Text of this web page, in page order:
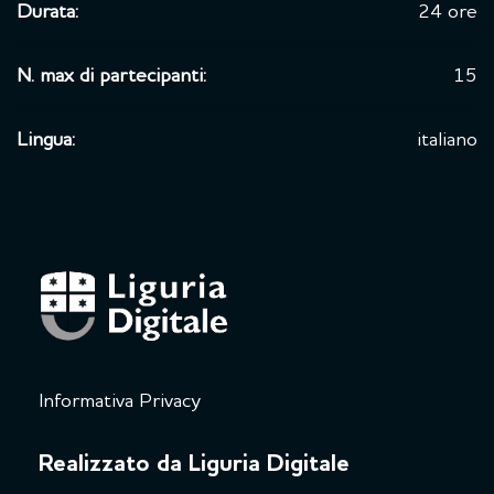
Durata: 24 ore
N. max di partecipanti: 15
Lingua: italiano
Informativa Privacy
Realizzato da Liguria Digitale